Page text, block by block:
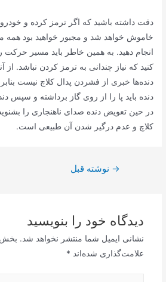
دقت داشته باشید که اگر ترمز کرده و خودرو
خاموش خواهد شد و مجبور خواهید بود همه
انجام دهید. به همین خاطر باید مسیر حرکت
کنید که نیاز چندانی به ترمز کردن نباشد.
دنده‌ها خبری از فشردن پدال کلاچ نیست
دنده باید پا را از روی گاز برداشته و سپس
در حین تعویض دنده صدای ناهنجاری را
کلاچ و عدم درگیر شدن آن طبیعی است.
راهبری→ نوشته قبل
دیدگاه‌ خود را بنویسید
نشانی ایمیل شما منتشر نخواهد شد.
علامت‌گذاری شده‌اند *